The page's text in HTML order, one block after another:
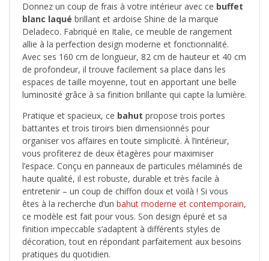
Donnez un coup de frais à votre intérieur avec ce buffet
blanc laqué brillant et ardoise Shine de la marque
Deladeco. Fabriqué en Italie, ce meuble de rangement
allie à la perfection design moderne et fonctionnalité.
Avec ses 160 cm de longueur, 82 cm de hauteur et 40 cm
de profondeur, il trouve facilement sa place dans les
espaces de taille moyenne, tout en apportant une belle
luminosité grâce à sa finition brillante qui capte la lumière.
Pratique et spacieux, ce bahut propose trois portes
battantes et trois tiroirs bien dimensionnés pour
organiser vos affaires en toute simplicité. À l’intérieur,
vous profiterez de deux étagères pour maximiser
l’espace. Conçu en panneaux de particules mélaminés de
haute qualité, il est robuste, durable et très facile à
entretenir – un coup de chiffon doux et voilà ! Si vous
êtes à la recherche d’un bahut moderne et contemporain,
ce modèle est fait pour vous. Son design épuré et sa
finition impeccable s’adaptent à différents styles de
décoration, tout en répondant parfaitement aux besoins
pratiques du quotidien.